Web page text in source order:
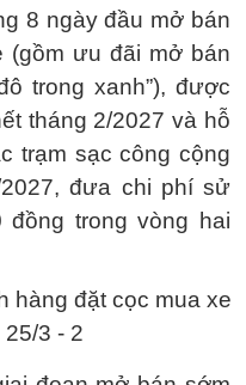
8 ngày đầu mở bán
(gồm ưu đãi mở bán
trong xanh”), được
tháng 2/2027 và hỗ
trạm sạc công cộng
đưa chi phí sử
trong vòng hai